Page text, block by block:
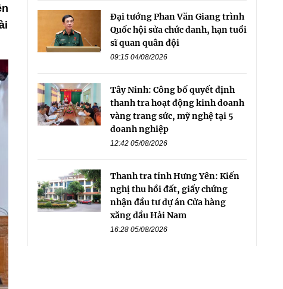
Đại tướng Phan Văn Giang trình
Quốc hội sửa chức danh, hạn tuổi
sĩ quan quân đội
09:15 04/08/2026
Tây Ninh: Công bố quyết định
thanh tra hoạt động kinh doanh
vàng trang sức, mỹ nghệ tại 5
doanh nghiệp
12:42 05/08/2026
Thanh tra tỉnh Hưng Yên: Kiến
nghị thu hồi đất, giấy chứng
nhận đầu tư dự án Cửa hàng
xăng dầu Hải Nam
16:28 05/08/2026